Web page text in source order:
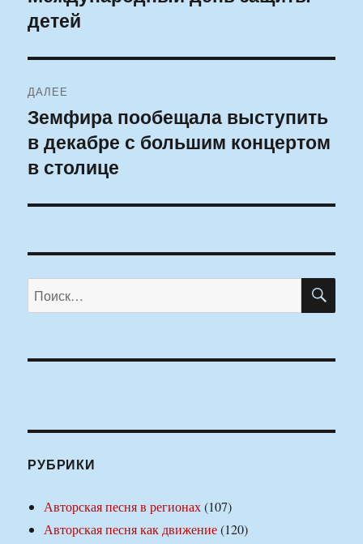
детей
ДАЛЕЕ
Следующая
запись:
Земфира пообещала выступить
в декабре с большим концертом
в столице
Искать:
РУБРИКИ
Авторская песня в регионах(107)
Авторская песня как движение(120)